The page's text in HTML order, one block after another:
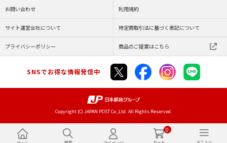
0
お問い合わせ 利用規約
サイト運営会社について 特定商取引法に基づく表記について
プライバシーポリシー 商品のご提案はこちら
SNSでお得な情報発信中
Copyright (C) JAPAN POST Co.,Ltd. All Rights Reserved.